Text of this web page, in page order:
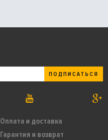
Оплата и доставка
Гарантия и возврат
ПОДПИСАТЬСЯ